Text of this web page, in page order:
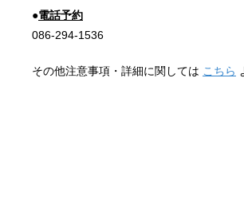
●電話予約
086-294-1536
その他注意事項・詳細に関しては こちら